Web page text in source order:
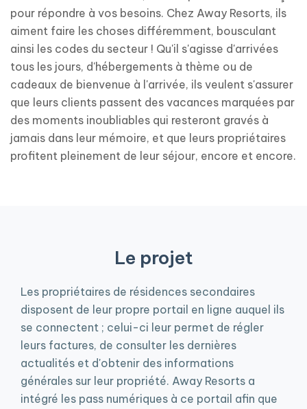
pour répondre à vos besoins. Chez Away Resorts, ils
aiment faire les choses différemment, bousculant
ainsi les codes du secteur ! Qu'il s'agisse d'arrivées
tous les jours, d'hébergements à thème ou de
cadeaux de bienvenue à l'arrivée, ils veulent s'assurer
que leurs clients passent des vacances marquées par
des moments inoubliables qui resteront gravés à
jamais dans leur mémoire, et que leurs propriétaires
profitent pleinement de leur séjour, encore et encore.
Le projet
Les propriétaires de résidences secondaires
disposent de leur propre portail en ligne auquel ils
se connectent ; celui-ci leur permet de régler
leurs factures, de consulter les dernières
actualités et d'obtenir des informations
générales sur leur propriété. Away Resorts a
intégré les pass numériques à ce portail afin que